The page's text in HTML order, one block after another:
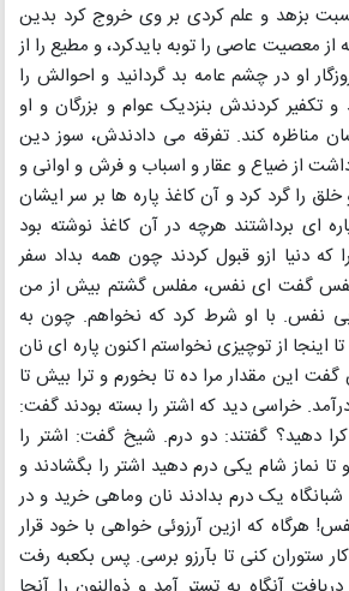
بزهد و علم کردی بر وی خروج کرد بدین
معصیت عاصی را توبه بایدکرد، و مطیع را از
او در چشم عامه بد گردانید و احوالش را
تکفیر کردندش بنزدیک عوام و بزرگان و او
مناظره کند. تفرقه می دادندش، سوز دین
از ضیاع و عقار و اسباب و فرش و اوانی و
را گرد کرد و آن کاغذ پاره ها بر سر ایشان
ای برداشتند هرچه در آن کاغذ نوشته بود
که دنیا ازو قبول کردند چون همه بداد سفر
گفت ای نفس، مفلس گشتم بیش از من
نفس. با او شرط کرد که نخواهم. چون به
از توچیزی نخواستم اکنون پاره ای نان
این مقدار مرا ده تا بخورم و ترا بیش تا
خراسی دید که اشتر را بسته بودند گفت:
دهید؟ گفتند: دو درم. شیخ گفت: اشتر را
تا نماز شام یکی درم دهید اشتر را بگشادند و
یک درم بدادند نان وماهی خرید و در
هرگاه که ازین آرزوئی خواهی با خود قرار
کار ستوران کنی تا بآرزو برسی. پس بکعبه رفت